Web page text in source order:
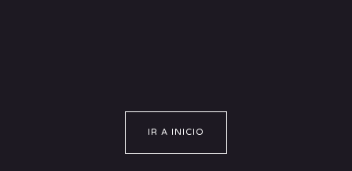
IR A INICIO